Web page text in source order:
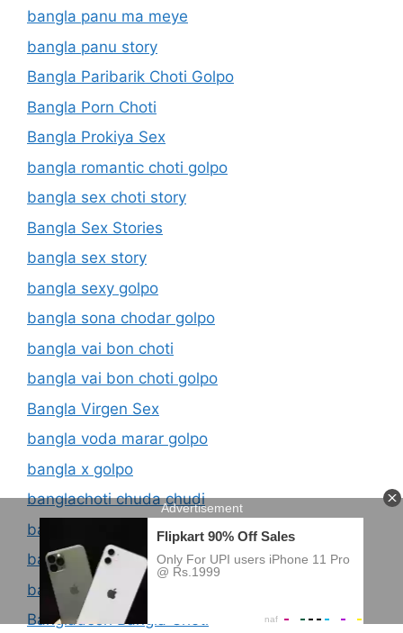
bangla panu ma meye
bangla panu story
Bangla Paribarik Choti Golpo
Bangla Porn Choti
Bangla Prokiya Sex
bangla romantic choti golpo
bangla sex choti story
Bangla Sex Stories
bangla sex story
bangla sexy golpo
bangla sona chodar golpo
bangla vai bon choti
bangla vai bon choti golpo
Bangla Virgen Sex
bangla voda marar golpo
bangla x golpo
banglachoti chuda chudi
banglachoti kaki
banglachoti new kahini
banglachotikahini
Bangladesh Bangla Choti